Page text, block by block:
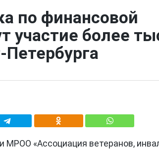
по финансовой
участие более
МРОО «Ассоциация ветеранов,